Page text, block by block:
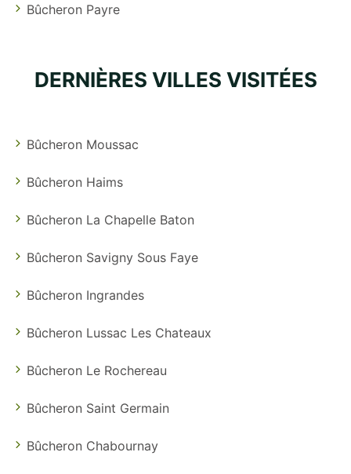
Bûcheron Payre
DERNIÈRES VILLES VISITÉES
Bûcheron Moussac
Bûcheron Haims
Bûcheron La Chapelle Baton
Bûcheron Savigny Sous Faye
Bûcheron Ingrandes
Bûcheron Lussac Les Chateaux
Bûcheron Le Rochereau
Bûcheron Saint Germain
Bûcheron Chabournay